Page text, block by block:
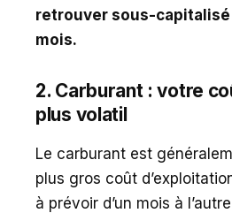
retrouver sous-
mois.
2. Carburant : votre
plus volatil
Le carburant est
plus gros coût
à prévoir d’un mois à